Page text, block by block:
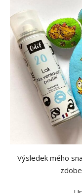
Výsledek mého